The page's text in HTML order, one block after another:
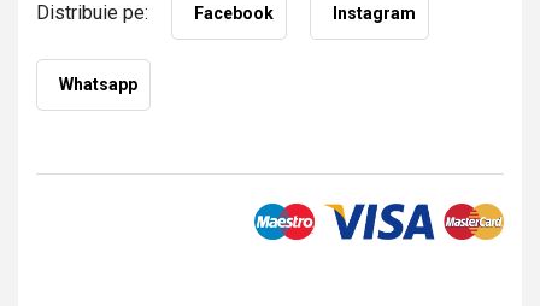
Distribuie pe: Facebook Instagram
Whatsapp